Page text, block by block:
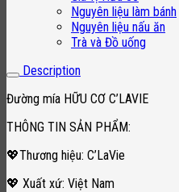
Nguyên liệu làm bánh
Nguyên liệu nấu ăn
Trà và Đồ uống
Description
Đường mía HỮU CƠ C’LAVIE
THÔNG TIN SẢN PHẨM:
💖Thương hiệu: C’LaVie
💖 Xuất xứ: Việt Nam